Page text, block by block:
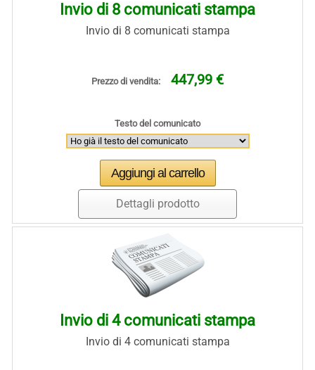
Invio di 8 comunicati stampa
Invio di 8 comunicati stampa
Prezzo di vendita: 447,99 €
Testo del comunicato
Dettagli prodotto
Invio di 4 comunicati stampa
Invio di 4 comunicati stampa